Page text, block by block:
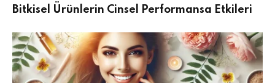
Bitkisel Ürünlerin Cinsel Performansa Etkileri